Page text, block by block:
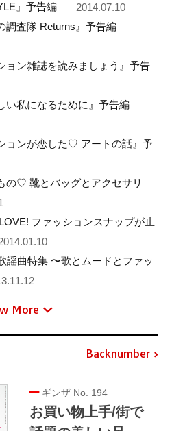
』予告編 — 2014.07.10
調査隊 Returns』予告編
ョン雑誌を読みましょう』予告
い私になるために』予告編
ョンが恋した♡ アートの話』予
の♡ 靴とバッグとアクセサリ
ファッションスナップが止
謡曲特集 〜歌とムードとファッ
More
Backnumber
ギンザ No. 194
お買い物上手/街で